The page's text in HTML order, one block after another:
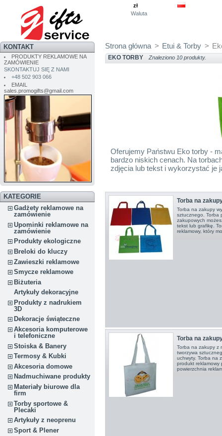
zł
Waluta
KONTAKT
PRODUKTY REKLAMOWE NA
ZAMÓWIENIE
SKONTAKTUJ SIĘ Z NAMI
+48 502 903 066
EMAIL
sales.promogifts@gmail.com
KATEGORIE
Gadżety reklamowe na
zamówienie
Upominki reklamowe na
zamówienie
Produkty ekologiczne
Breloki do kluczy
Zawieszki reklamowe
Smycze reklamowe
Biżuteria
Artykuły dekoracyjne
Produkty z nadrukiem
3D
Dekoracje świąteczne
Akcesoria komputerowe
i telefoniczne
Stoiska & Banery
Termosy & Kubki
Akcesoria domowe
Nadmuchiwane produkty
Materiały biurowe dla
firm
Torby sportowe &
Plecaki
Artykuły z neoprenu
Sport & Plener
Strona główna > Etui & Torby >
EKO TORBY Znaleziono 10 produkty.
Oferujemy Państwu Eko torby -
bardzo niskich cenach. Na
zdjęcia lub tekst i wykorzystać je
Torba na
Torba na zakupy
sztucznego. Torba
zakupowych
tekst lub grafikę.
reklamowy, który
Torba na
Torba na zakupy z
tworzywa
uchwyty. Torba na
produkt reklamowy
powierzchnia